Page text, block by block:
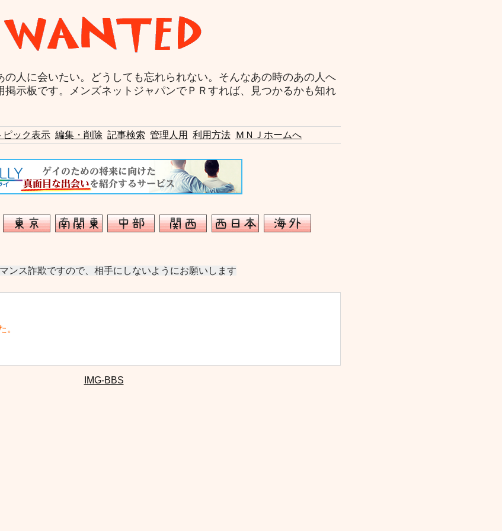
の人に会いたい。どうしても忘れられない。そんなあの時のあの人へ
掲示板です。メンズネットジャパンでＰＲすれば、見つかるかも知れ
ピック表示 編集・削除 記事検索 管理人用 利用方法 ＭＮＪホームへ
ンス詐欺ですので、相手にしないようにお願いします
。
IMG-BBS